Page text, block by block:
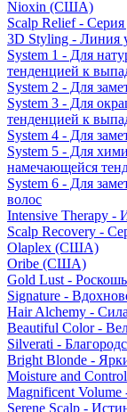
Nioxin (США)
Scalp Relief -
3D Styling - Линия
System 1 - Для
тенденцией к
System 2 - Для
System 3 - Для
тенденцией к
System 4 - Для
System 5 - Для
намечающейся
System 6 - Для
волос
Intensive Therapy -
Scalp Recovery -
Olaplex (США)
Oribe (США)
Gold Lust - Роскошь
Signature -
Hair Alchemy -
Beautiful Color -
Silverati -
Bright Blonde -
Moisture and
Magnificent Volume
Serene Scalp -